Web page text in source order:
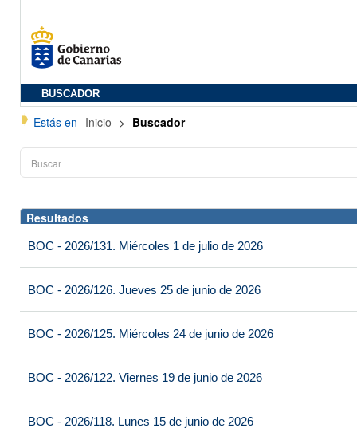
BUSCADOR
Estás en Inicio > Buscador
Resultados
BOC - 2026/131. Miércoles 1 de julio de 2026
BOC - 2026/126. Jueves 25 de junio de 2026
BOC - 2026/125. Miércoles 24 de junio de 2026
BOC - 2026/122. Viernes 19 de junio de 2026
BOC - 2026/118. Lunes 15 de junio de 2026